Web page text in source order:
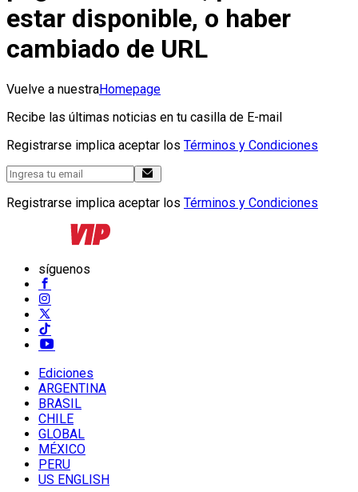
estar disponible, o haber
cambiado de URL
Vuelve a nuestraHomepage
Recibe las últimas noticias en tu casilla de E-mail
Registrarse implica aceptar los Términos y Condiciones
Registrarse implica aceptar los Términos y Condiciones
síguenos
Ediciones
ARGENTINA
BRASIL
CHILE
GLOBAL
MÉXICO
PERU
US ENGLISH